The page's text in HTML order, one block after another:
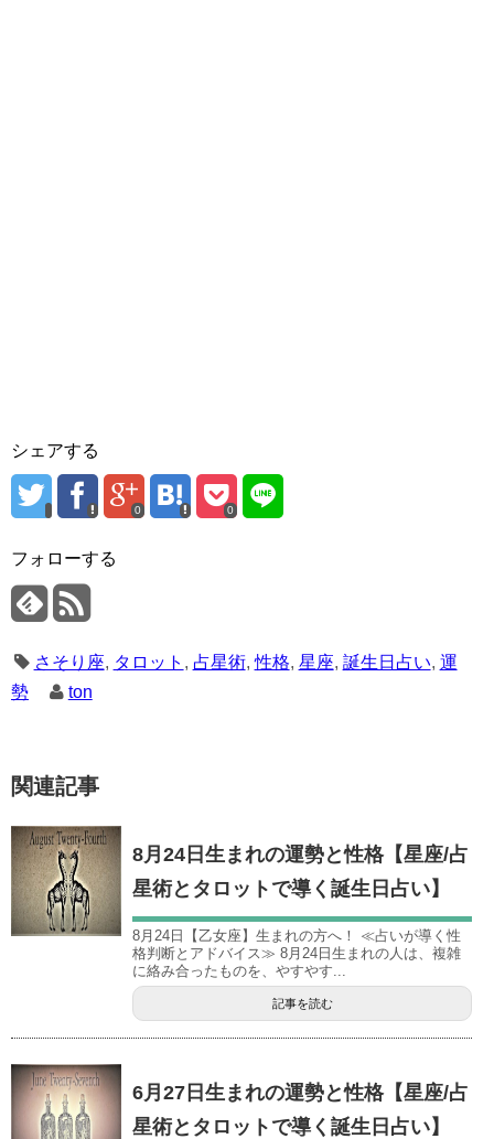
シェアする
0 0
フォローする
さそり座, タロット , 占星術,性格, 星座, 誕生日占い, 運
勢
ton
関連記事
8月24日生まれの運勢と性格【星座/占
星術とタロットで導く誕生日占い】
8月24日【乙女座】生まれの方へ！ ≪占いが導く性
格判断とアドバイス≫ 8月24日生まれの人は、複雑
に絡み合ったものを、やすやす...
記事を読む
6月27日生まれの運勢と性格【星座/占
星術とタロットで導く誕生日占い】